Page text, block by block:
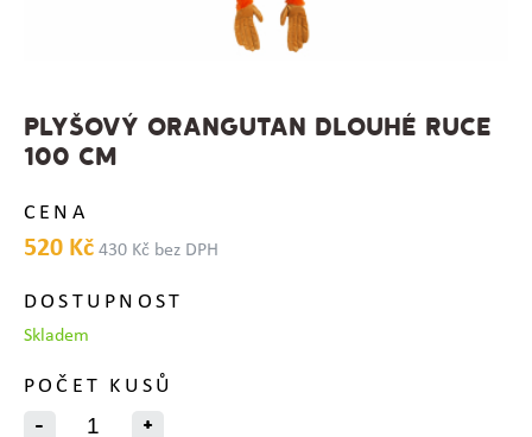
PLYŠOVÝ ORANGUTAN DLOUHÉ RUCE
100 CM
CENA
520 Kč 430 Kč bez DPH
DOSTUPNOST
Skladem
POČET KUSŮ
-
+